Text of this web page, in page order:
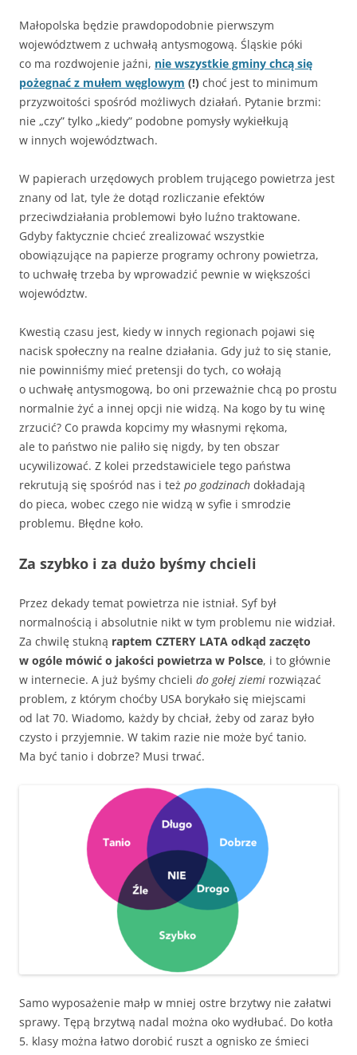
Małopolska będzie prawdopodobnie pierwszym
województwem z uchwałą antysmogową. Śląskie póki
co ma rozdwojenie jaźni, nie wszystkie gminy chcą się
pożegnać z mułem węglowym (!) choć jest to minimum
przyzwoitości spośród możliwych działań. Pytanie brzmi:
nie „czy” tylko „kiedy” podobne pomysły wykiełkują
w innych województwach.
W papierach urzędowych problem trującego powietrza jest
znany od lat, tyle że dotąd rozliczanie efektów
przeciwdziałania problemowi było luźno traktowane.
Gdyby faktycznie chcieć zrealizować wszystkie
obowiązujące na papierze programy ochrony powietrza,
to uchwałę trzeba by wprowadzić pewnie w większości
województw.
Kwestią czasu jest, kiedy w innych regionach pojawi się
nacisk społeczny na realne działania. Gdy już to się stanie,
nie powinniśmy mieć pretensji do tych, co wołają
o uchwałę antysmogową, bo oni przeważnie chcą po prostu
normalnie żyć a innej opcji nie widzą. Na kogo by tu winę
zrzucić? Co prawda kopcimy my własnymi rękoma,
ale to państwo nie paliło się nigdy, by ten obszar
ucywilizować. Z kolei przedstawiciele tego państwa
rekrutują się spośród nas i też po godzinach dokładają
do pieca, wobec czego nie widzą w syfie i smrodzie
problemu. Błędne koło.
Za szybko i za dużo byśmy chcieli
Przez dekady temat powietrza nie istniał. Syf był
normalnością i absolutnie nikt w tym problemu nie widział.
Za chwilę stukną raptem CZTERY LATA odkąd zaczęto
w ogóle mówić o jakości powietrza w Polsce, i to głównie
w internecie. A już byśmy chcieli do gołej ziemi rozwiązać
problem, z którym choćby USA borykało się miejscami
od lat 70. Wiadomo, każdy by chciał, żeby od zaraz było
czysto i przyjemnie. W takim razie nie może być tanio.
Ma być tanio i dobrze? Musi trwać.
Samo wyposażenie małp w mniej ostre brzytwy nie załatwi
sprawy. Tępą brzytwą nadal można oko wydłubać. Do kotła
5. klasy można łatwo dorobić ruszt a ognisko ze śmieci